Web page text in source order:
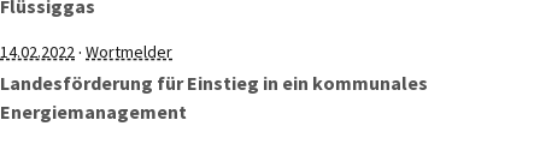
Flüssiggas
14.02.2022· Wortmelder
Landesförderung für Einstieg in ein kommunales
Energiemanagement